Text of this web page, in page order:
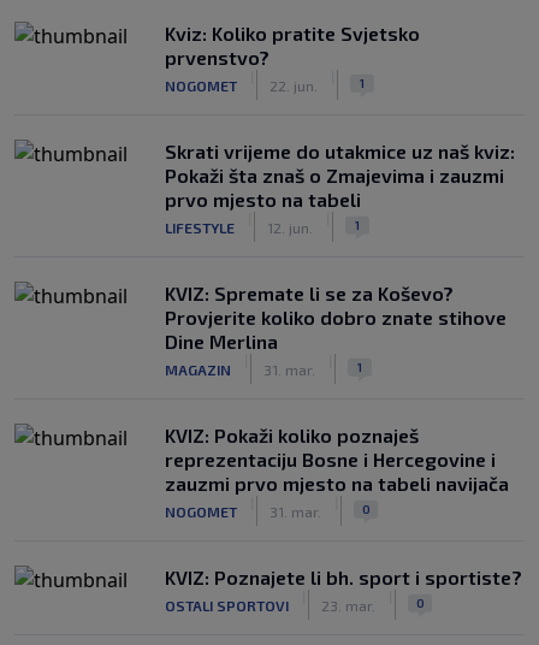
Kviz: Koliko pratite Svjetsko
prvenstvo?
NOGOMET 22. jun. 1
Skrati vrijeme do utakmice uz naš kviz:
Pokaži šta znaš o Zmajevima i zauzmi
prvo mjesto na tabeli
LIFESTYLE 12. jun. 1
KVIZ: Spremate li se za Koševo?
Provjerite koliko dobro znate stihove
Dine Merlina
MAGAZIN 31. mar. 1
KVIZ: Pokaži koliko poznaješ
reprezentaciju Bosne i Hercegovine i
zauzmi prvo mjesto na tabeli navijača
NOGOMET 31. mar. 0
KVIZ: Poznajete li bh. sport i sportiste?
OSTALI SPORTOVI 23. mar. 0